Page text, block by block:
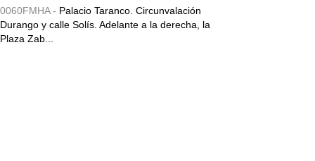
0060FMHA - Palacio Taranco. Circunvalación
Durango y calle Solís. Adelante a la derecha, la
Plaza Zab...